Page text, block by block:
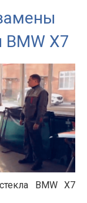
BMW X7
BMW X7